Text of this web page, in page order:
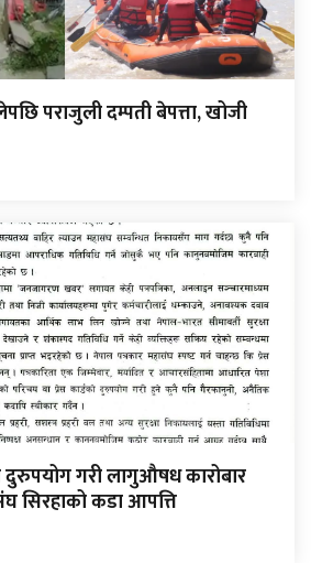
पराजुली दम्पती बेपत्ता, खोजी
दुरुपयोग गरी लागुऔषध कारोबार
सिरहाको कडा आपत्ति